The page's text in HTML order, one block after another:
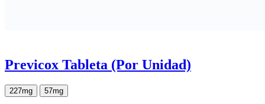
Previcox Tableta (Por Unidad)
227mg 57mg